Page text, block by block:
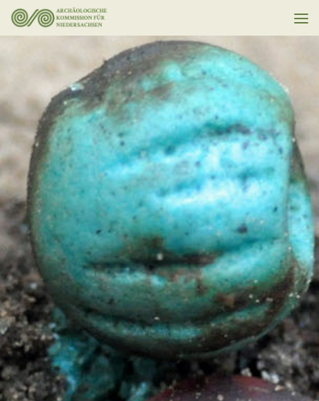
Unter dem Inhalt